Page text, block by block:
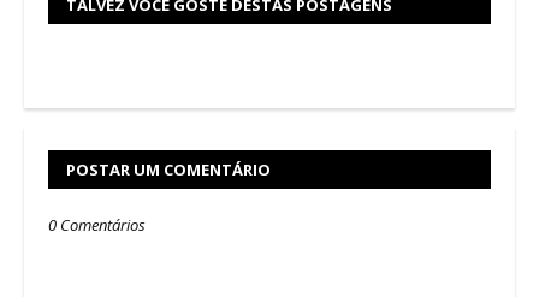
TALVEZ VOCÊ GOSTE DESTAS POSTAGENS
POSTAR UM COMENTÁRIO
0 Comentários